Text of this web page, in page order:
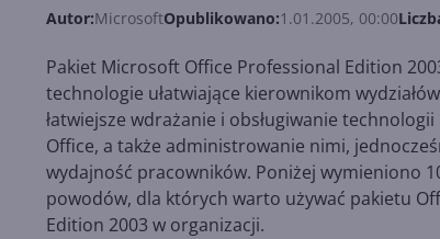
Autor:MicrosoftOpublikowano:1.01.2005, 00:00
Pakiet Microsoft Office Professional Edition
technologie ułatwiające kierownikom
łatwiejsze wdrażanie i obsługiwanie
Office, a także administrowanie nimi,
wydajność pracowników. Poniżej wymieniono
powodów, dla których warto używać pakietu
Edition 2003 w organizacji.